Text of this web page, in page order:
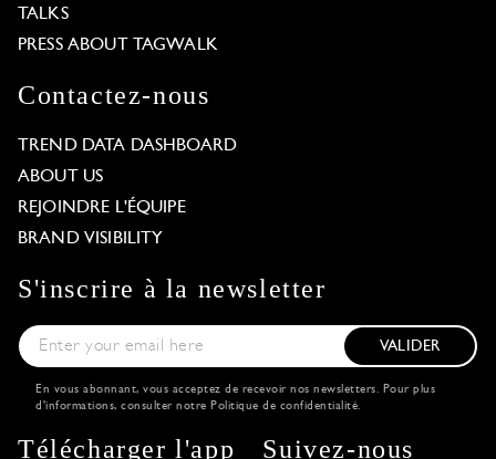
TALKS
PRESS ABOUT TAGWALK
Contactez-nous
TREND DATA DASHBOARD
ABOUT US
REJOINDRE L'ÉQUIPE
BRAND VISIBILITY
S'inscrire à la newsletter
VALIDER
En vous abonnant, vous acceptez de recevoir nos newsletters. Pour plus
d'informations, consulter notre Politique de confidentialité.
Télécharger l'app Suivez-nous